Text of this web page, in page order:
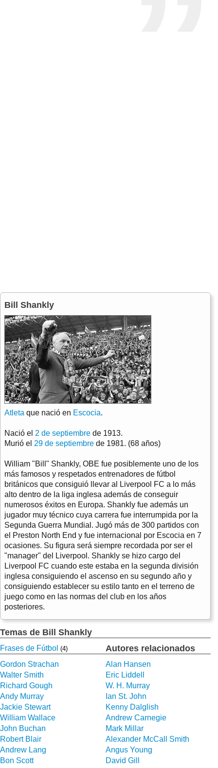
Bill Shankly
Atleta que nació en Escocia.
Nació el 2 de septiembre de 1913.
Murió el 29 de septiembre de 1981. (68 años)
William "Bill" Shankly, OBE fue posiblemente uno de los
más famosos y respetados entrenadores de fútbol
británicos que consiguió llevar al Liverpool FC a lo más
alto dentro de la liga inglesa además de conseguir
numerosos éxitos en Europa. Shankly fue además un
jugador muy técnico cuya carrera fue interrumpida por la
Segunda Guerra Mundial. Jugó más de 300 partidos con
el Preston North End y fue internacional por Escocia en 7
ocasiones. Su figura será siempre recordada por ser el
"manager" del Liverpool. Shankly se hizo cargo del
Liverpool FC cuando este estaba en la segunda división
inglesa consiguiendo el ascenso en su segundo año y
consiguiendo establecer su estilo tanto en el terreno de
juego como en las normas del club en los años
posteriores.
Temas de Bill Shankly
Frases de Fútbol (4) Autores relacionados
Gordon Strachan
Alan Hansen
Walter Smith
Eric Liddell
Richard Gough
W. H. Murray
Andy Murray
Ian St. John
Jackie Stewart
Kenny Dalglish
William Wallace
Andrew Carnegie
John Buchan
Mark Millar
Robert Blair
Alexander McCall Smith
Andrew Lang
Angus Young
Bon Scott
David Gill